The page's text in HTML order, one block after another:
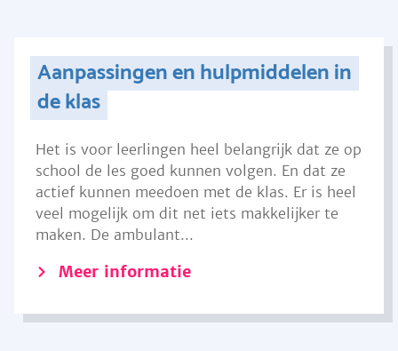
Aanpassingen en hulpmiddelen in
de klas
Het is voor leerlingen heel belangrijk dat ze op
school de les goed kunnen volgen. En dat ze
actief kunnen meedoen met de klas. Er is heel
veel mogelijk om dit net iets makkelijker te
maken. De ambulant...
Meer informatie